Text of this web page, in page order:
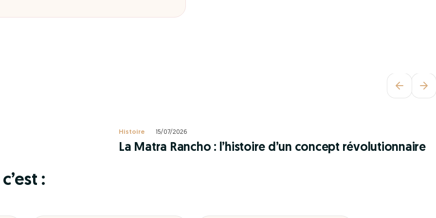
Histoire 15/07/2026
La Matra Rancho : l’histoire d’un concept révolutionnaire
: